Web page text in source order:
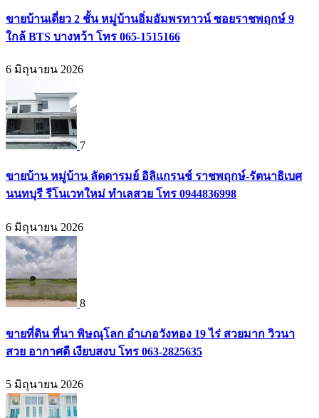
ขายบ้านเดี่ยว 2 ชั้น หมู่บ้านอิ่มอัมพรทาวน์ ซอยราชพฤกษ์ 9
ใกล้ BTS บางหว้า โทร 065-1515166
6 มิถุนายน 2026
7
ขายบ้าน หมู่บ้าน ลัดดารมย์ อิลิแกรนช์ ราชพฤกษ์-รัตนาธิเบศ
นนทบุรี รีโนเวทใหม่ ทำเลสวย โทร 0944836998
6 มิถุนายน 2026
8
ขายที่ดิน ที่นา พิษณุโลก อำเภอวังทอง 19 ไร่ สวยมาก วิวนา
สวย อากาศดี เงียบสงบ โทร 063-2825635
5 มิถุนายน 2026